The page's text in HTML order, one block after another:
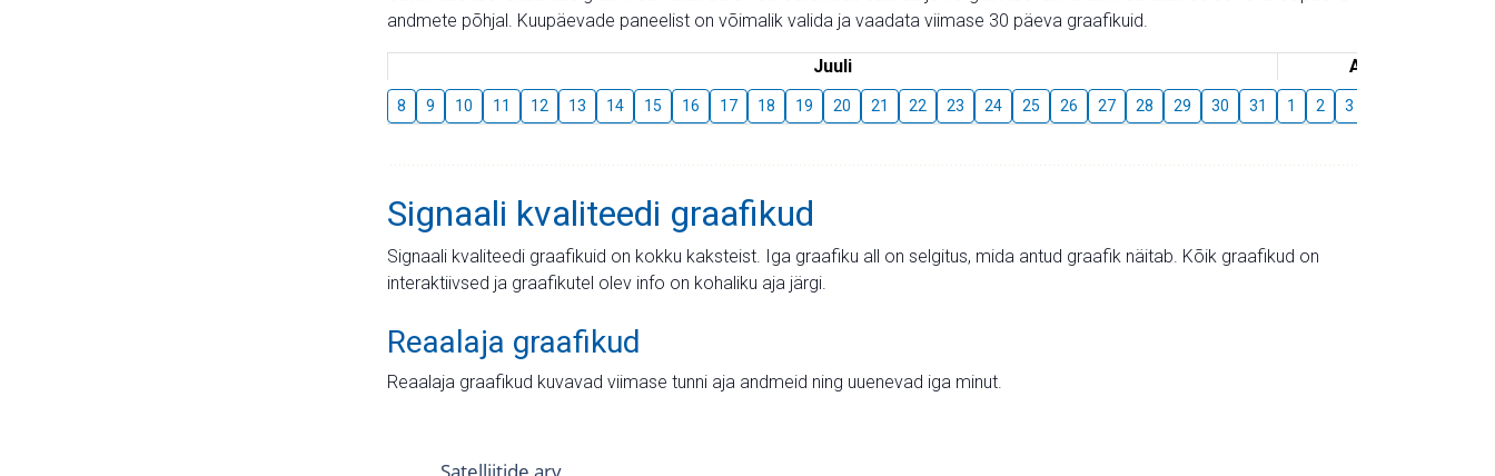
andmete põhjal. Kuupäevade paneelist on võimalik valida ja vaadata viimase 30 päeva graafikuid.
Juuli August
8 9 10 11 12 13 14 15 16 17 18 19 20 21 22 23 24 25 26 27 28 29 30 31 1 2 3
Signaali kvaliteedi graafikud
Signaali kvaliteedi graafikuid on kokku kaksteist. Iga graafiku all on selgitus, mida antud graafik näitab. Kõik graafikud on
interaktiivsed ja graafikutel olev info on kohaliku aja järgi.
Reaalaja graafikud
Reaalaja graafikud kuvavad viimase tunni aja andmeid ning uuenevad iga minut.